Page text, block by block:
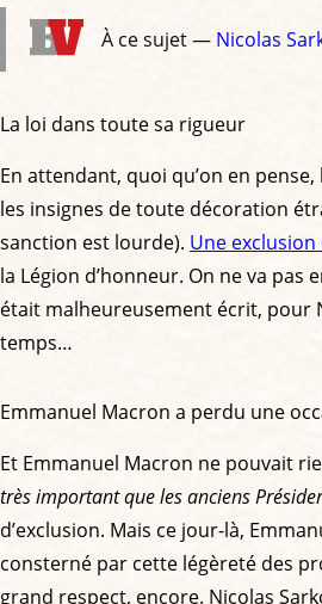
À ce sujet — Nicolas
La loi dans toute sa rigueur
En attendant, quoi qu’on en
les insignes de toute décoration
sanction est lourde). Une
la Légion d’honneur. On ne va pas
était malheureusement écrit, pour
temps…
Emmanuel Macron a perdu une
Et Emmanuel Macron ne pouvait
très important que les anciens
d’exclusion. Mais ce jour-là,
consterné par cette légèreté des
grand respect, encore. Nicolas